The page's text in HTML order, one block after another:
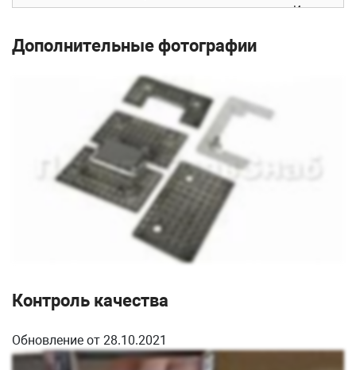
конструкции заложена система скрытого крепежа. Имеет
угол разведения стыковочных элементов в плане
Крепление предусмотрено с двух сторон на 4 винта со
шляпками заподлицо (по 2 винта на каждую сторону).
Размер одной стороны петли составляет 90х55 мм.
Дополнительные фотографии
Контроль качества
Обновление от 28.10.2021